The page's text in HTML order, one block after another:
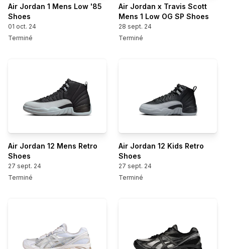
Air Jordan 1 Mens Low '85
Shoes
01 oct. 24
Terminé
Air Jordan x Travis Scott
Mens 1 Low OG SP Shoes
28 sept. 24
Terminé
Air Jordan 12 Mens Retro
Shoes
27 sept. 24
Terminé
Air Jordan 12 Kids Retro
Shoes
27 sept. 24
Terminé